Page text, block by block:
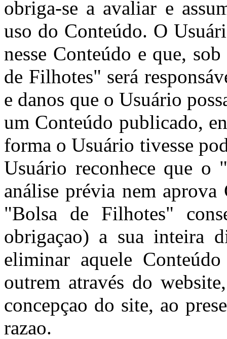
obriga-se a avaliar e
uso do Conteúdo. O
nesse Conteúdo e que,
de Filhotes" será
e danos que o Usuário
um Conteúdo publicado,
forma o Usuário tivesse
Usuário reconhece que o
análise prévia nem
"Bolsa de Filhotes"
obrigaçao) a sua inteira
eliminar aquele
outrem através do
concepçao do site, ao
razao.